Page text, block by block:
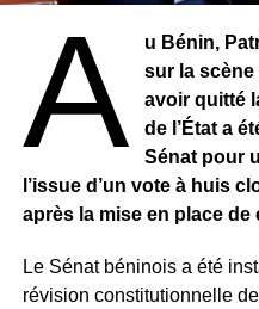
A
u Bénin,
sur la
avoir quitté
de l’État a
Sénat pour
l’issue d’un vote à huis
après la mise en place
Le Sénat béninois a été
révision constitutionnelle